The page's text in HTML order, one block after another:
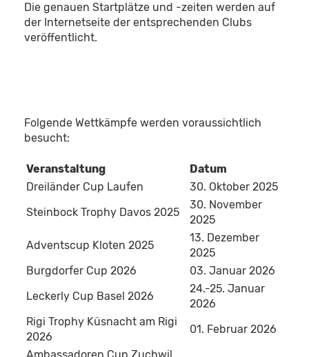
Die genauen Startplätze und -zeiten werden auf
der Internetseite der entsprechenden Clubs
veröffentlicht.
Folgende Wettkämpfe werden voraussichtlich
besucht:
Veranstaltung
Datum
Dreiländer Cup Laufen
30. Oktober 2025
Steinbock Trophy Davos 2025
30. November
2025
Adventscup Kloten 2025
13. Dezember
2025
Burgdorfer Cup 2026
03. Januar 2026
Leckerly Cup Basel 2026
24.-25. Januar
2026
Rigi Trophy Küsnacht am Rigi
2026
01. Februar 2026